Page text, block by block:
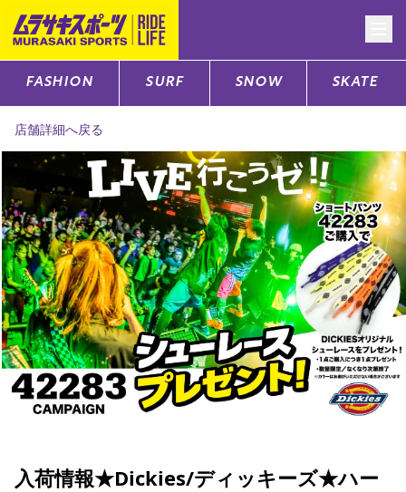
CATEGORY
サーフTOP
スノーTOP
スケートTOP
CONTENTS
スタッフスナップ
SUPPORT
ギフトラッピング
FASHION SURF SNOW SKATE
店舗詳細へ戻る
入荷情報★Dickies/ディッキーズ★ハー